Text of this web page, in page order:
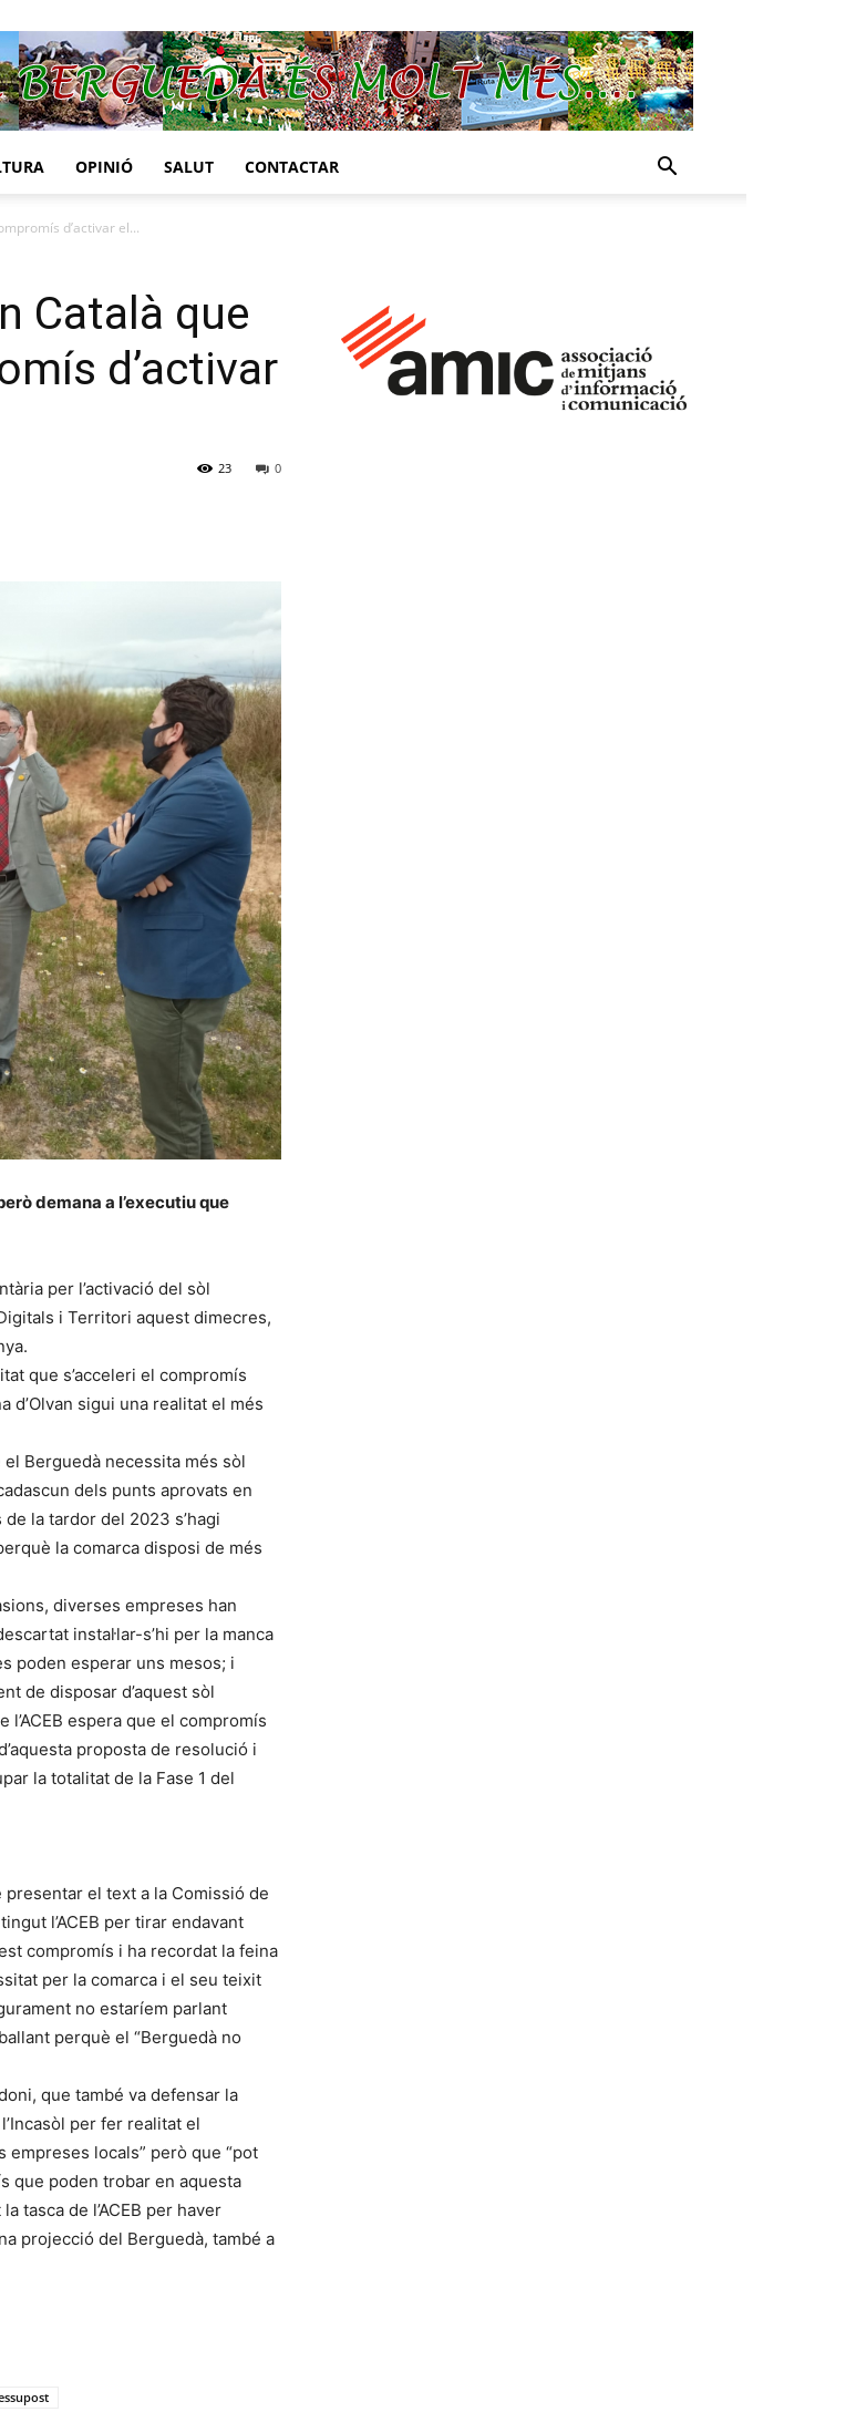
OPINIÓ SALUT CONTACTAR
d’activar el...
Català que
d’activar
0
23
demana a l’executiu que
per l’activació del sòl
i Territori aquest dimecres,
que s’acceleri el compromís
sigui una realitat el més
el Berguedà necessita més sòl
dels punts aprovats en
la tardor del 2023 s’hagi
la comarca disposi de més
diverses empreses han
instal·lar-s’hi per la manca
poden esperar uns mesos; i
de disposar d’aquest sòl
espera que el compromís
proposta de resolució i
la totalitat de la Fase 1 del
presentar el text a la Comissió de
l’ACEB per tirar endavant
compromís i ha recordat la feina
per la comarca i el seu teixit
no estaríem parlant
perquè el “Berguedà no
que també va defensar la
per fer realitat el
empreses locals” però que “pot
que poden trobar en aquesta
tasca de l’ACEB per haver
projecció del Berguedà, també a